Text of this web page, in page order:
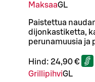
MaksaaGL
Paistettua
dijonkastiketta,
perunamuusia ja
Hind: 24,90 €
GrillipihviGL